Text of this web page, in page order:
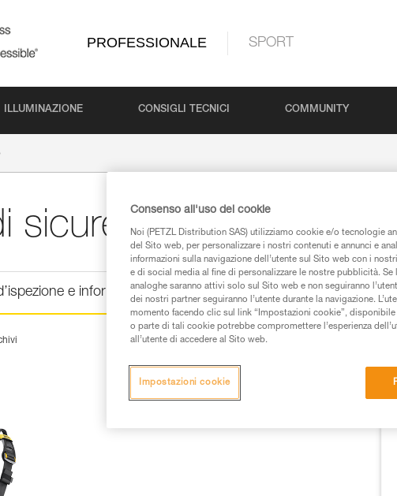
PROFESSIONALE SPORT
ILLUMINAZIONE CONSIGLI TECNICI COMMUNITY
sicurezza
e informazione sicurezza
Consenso all'uso dei cookie
Noi (PETZL Distribution SAS) utilizziamo cookie e/o tecnologie
del Sito web, per personalizzare i nostri contenuti e annunci e
informazioni sulla navigazione dell’utente sul Sito web con i
e di social media al fine di personalizzare le nostre pubblicità.
analoghe saranno attivi solo sul Sito web e non seguiranno
dei nostri partner seguiranno l’utente durante la navigazione.
momento facendo clic sul link “Impostazioni cookie”,
o parte di tali cookie potrebbe compromettere l’esperienza
all’utente di accedere al Sito web.
Impostazioni cookie